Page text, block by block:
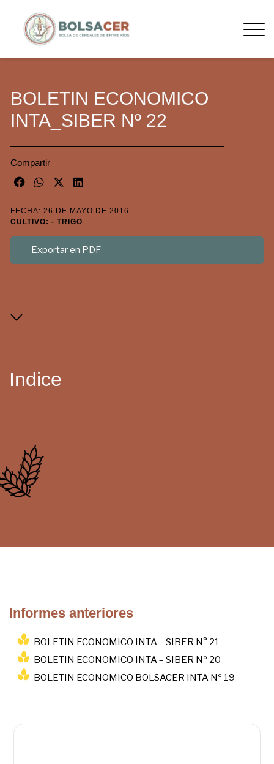
BOLETIN ECONOMICO
INTA_SIBER Nº 22
Compartir
FECHA: 26 DE MAYO DE 2016
CULTIVO: - TRIGO
Exportar en PDF
Indice
Informes anteriores
BOLETIN ECONOMICO INTA – SIBER N° 21
BOLETIN ECONOMICO INTA – SIBER Nº 20
BOLETIN ECONOMICO BOLSACER INTA Nº 19